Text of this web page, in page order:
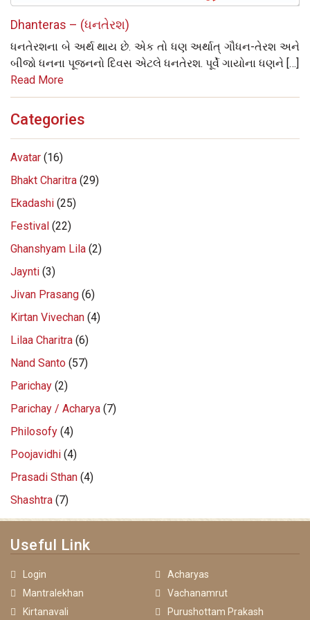
Dhanteras – (ધનતેરશ)
ધનતેરશના બે અર્થ થાય છે. એક તો ધણ અર્થાત્‌ ગૌધન-તેરશ અને
બીજો ધનના પૂજનનો દિવસ એટલે ધનતેરશ. પૂર્વે ગાયોના ધણને […]
Read More
Categories
Avatar (16)
Bhakt Charitra (29)
Ekadashi (25)
Festival (22)
Ghanshyam Lila (2)
Jaynti (3)
Jivan Prasang (6)
Kirtan Vivechan (4)
Lilaa Charitra (6)
Nand Santo (57)
Parichay (2)
Parichay / Acharya (7)
Philosofy (4)
Poojavidhi (4)
Prasadi Sthan (4)
Shashtra (7)
Useful Link
Login
Acharyas
Mantralekhan
Vachanamrut
Kirtanavali
Purushottam Prakash